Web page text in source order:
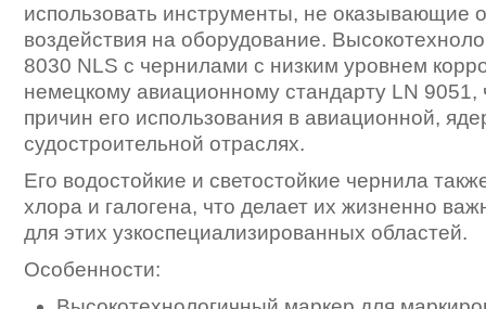
использовать инструменты, не оказывающие
воздействия на оборудование.
8030 NLS с чернилами с низким уровнем
немецкому авиационному стандарту LN 9051,
причин его использования в авиационной,
судостроительной отраслях.
Его водостойкие и светостойкие чернила
хлора и галогена, что делает их жизненно
для этих узкоспециализированных областей.
Особенности: